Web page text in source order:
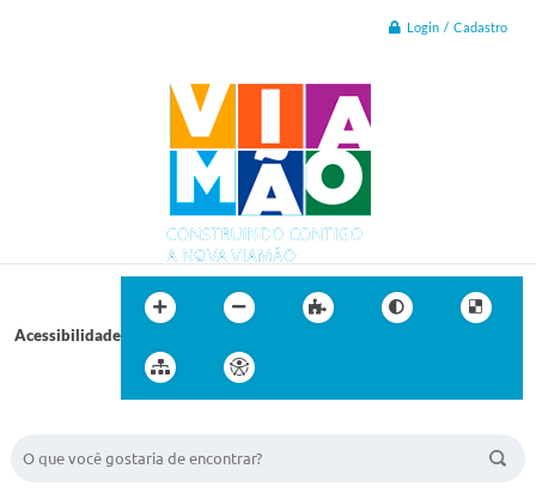
Login / Cadastro
Acessibilidade